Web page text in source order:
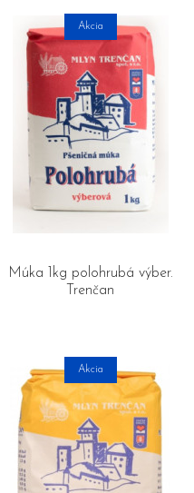
Akcia
Múka 1kg polohrubá výber.
Trenčan
Akcia